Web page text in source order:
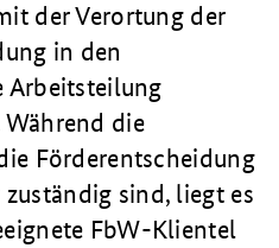
der Verortung der
in den
Arbeitsteilung
die
Förderentscheidung
sind, liegt es
FbW-Klientel